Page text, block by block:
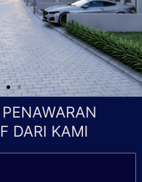
DARI KAMI